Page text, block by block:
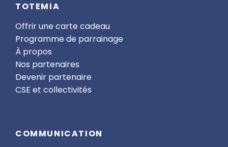
TOTEMIA
Offrir une carte cadeau
Programme de parrainage
À propos
Nos partenaires
Devenir partenaire
CSE et collectivités
COMMUNICATION